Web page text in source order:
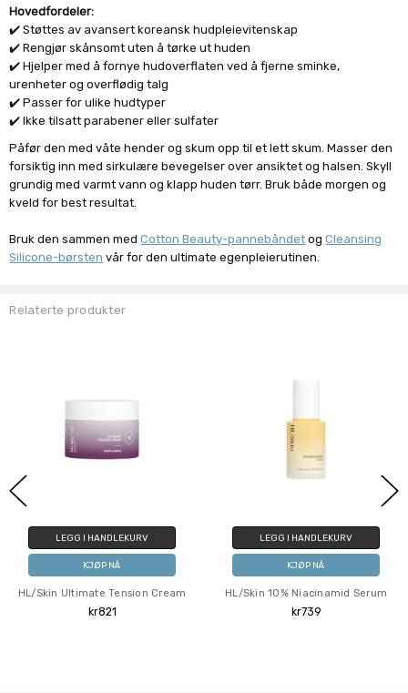
Hovedfordeler:
✔️Støttes av avansert koreansk hudpleievitenskap
✔️Rengjør skånsomt uten å tørke ut huden
✔️Hjelper med å fornye hudoverflaten ved å fjerne sminke,
urenheter og overflødig talg
✔️Passer for ulike hudtyper
✔️Ikke tilsatt parabener eller sulfater
Påfør den med våte hender og skum opp til et lett skum. Masser den
forsiktig inn med sirkulære bevegelser over ansiktet og halsen. Skyll
grundig med varmt vann og klapp huden tørr. Bruk både morgen og
kveld for best resultat.
Bruk den sammen medCotton Beauty-pannebåndet ogCleansing
Silicone-børsten vår for den ultimate egenpleierutinen.
Relaterte produkter
LEGG I HANDLEKURV
KJØP NÅ
HL/Skin Ultimate Tension Cream
kr821
LEGG I HANDLEKURV
KJØP NÅ
HL/Skin 10% Niacinamid Serum
kr739